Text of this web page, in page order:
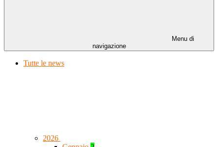
Menu di
navigazione
Tutte le news
2026